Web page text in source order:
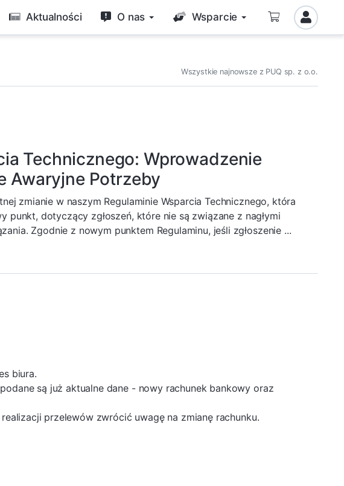
Aktualności O nas Wsparcie
Wszystkie najnowsze z PUQ sp. z o.o.
Technicznego: Wprowadzenie
Awaryjne Potrzeby
zmianie w naszym Regulaminie Wsparcia Technicznego, która
dotyczący zgłoszeń, które nie są związane z nagłymi
Zgodnie z nowym punktem Regulaminu, jeśli zgłoszenie ...
biura.
są już aktualne dane - nowy rachunek bankowy oraz
przelewów zwrócić uwagę na zmianę rachunku.